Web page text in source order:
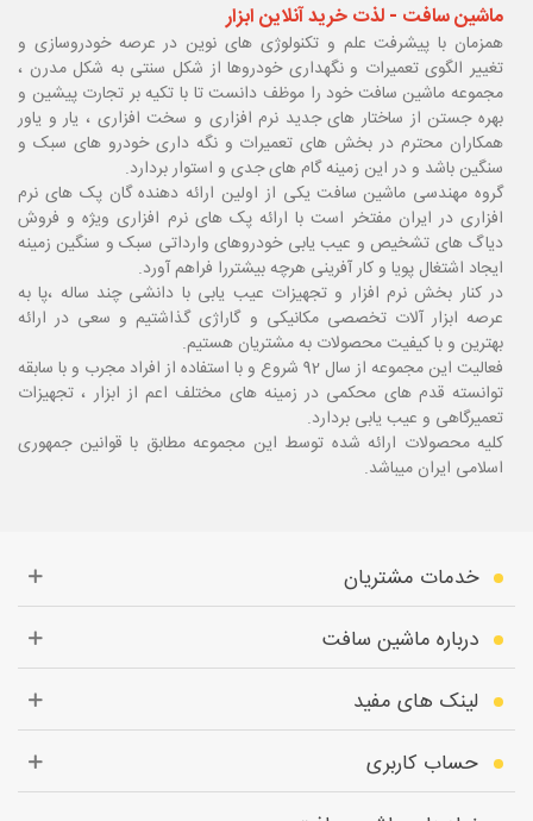
ماشین سافت - لذت خرید آنلاین ابزار
همزمان با پیشرفت علم و تکنولوژی های نوین در عرصه خودروسازی و
تغییر الگوی تعمیرات و نگهداری خودروها از شکل سنتی به شکل مدرن ،
مجموعه ماشین سافت خود را موظف دانست تا با تکیه بر تجارت پیشین و
بهره جستن از ساختار های جدید نرم افزاری و سخت افزاری ، یار و یاور
همکاران محترم در بخش های تعمیرات و نگه داری خودرو های سبک و
سنگین باشد و در این زمینه گام های جدی و استوار بردارد.
گروه مهندسی ماشین سافت یکی از اولین ارائه دهنده گان پک های نرم
افزاری در ایران مفتخر است با ارائه پک های نرم افزاری ویژه و فروش
دیاگ های تشخیص و عیب یابی خودروهای وارداتی سبک و سنگین زمینه
ایجاد اشتغال پویا و کار آفرینی هرچه بیشتررا فراهم آورد.
در کنار بخش نرم افزار و تجهیزات عیب یابی با دانشی چند ساله ،پا به
عرصه ابزار آلات تخصصی مکانیکی و گاراژی گذاشتیم و سعی در ارائه
بهترین و با کیفیت محصولات به مشتریان هستیم.
فعالیت این مجموعه از سال 92 شروع و با استفاده از افراد مجرب و با سابقه
توانسته قدم های محکمی در زمینه های مختلف اعم از ابزار ، تجهیزات
تعمیرگاهی و عیب یابی بردارد.
کلیه محصولات ارائه شده توسط این مجموعه مطابق با قوانین جمهوری
اسلامی ایران میباشد.
خدمات مشتریان
درباره ماشین سافت
لینک های مفید
حساب کاربری